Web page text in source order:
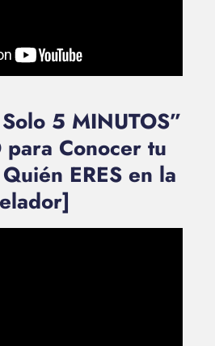
5 MINUTOS”
para Conocer tu
ERES en la